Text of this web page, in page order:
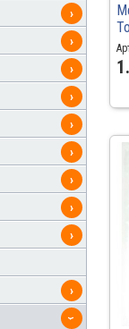
›
›
›
›
›
›
›
›
›
›
›